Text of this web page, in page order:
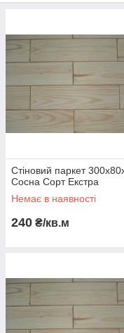
всередині, так і зовні
лазень і саун,
приміщень.
дерев'яну вагонку, в
виготовлення
ідеальна деревина.
Стіновий
Стіновий паркет
Сосна Сорт Екстра
Немає в наявності
240 ₴/кв.м